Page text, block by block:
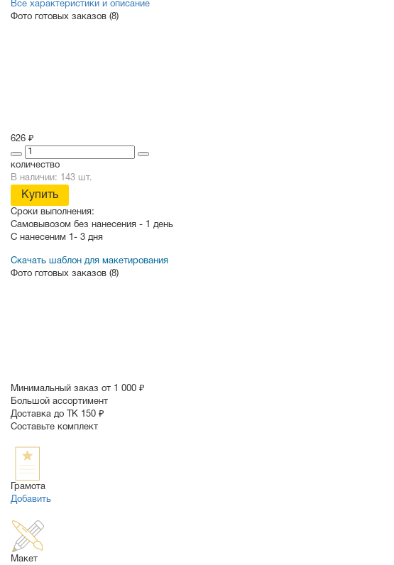
Все характеристики и описание
Фото готовых заказов (8)
626 ₽
количество
В наличии: 143 шт.
Купить
Сроки выполнения:
Самовывозом без нанесения - 1 день
С нанесеним 1- 3 дня
Скачать шаблон для макетирования
Фото готовых заказов (8)
Минимальный заказ от 1 000 ₽
Большой ассортимент
Доставка до ТК 150 ₽
Составьте комплект
Грамота
Добавить
Макет